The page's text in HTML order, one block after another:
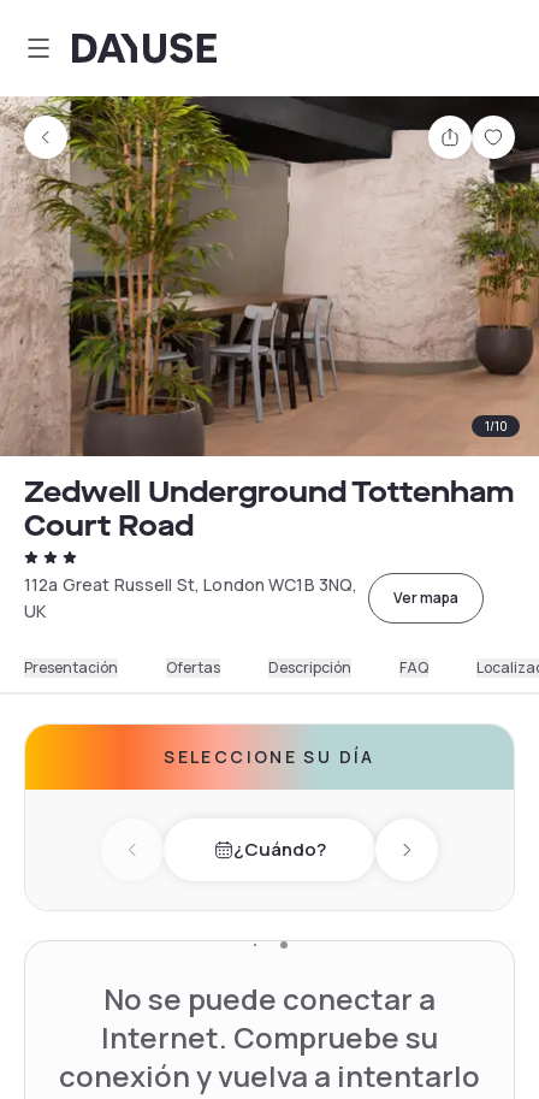
Dayuse
1/10
Zedwell Underground Tottenham
Court Road
112a Great Russell St, London WC1B 3NQ,
UK
Ver mapa
Presentación Ofertas Descripción FAQ
SELECCIONE SU DÍA
Previous day¿Cuándo? Next day
No se puede conectar a
Internet. Compruebe su
conexión y vuelva a intentarlo